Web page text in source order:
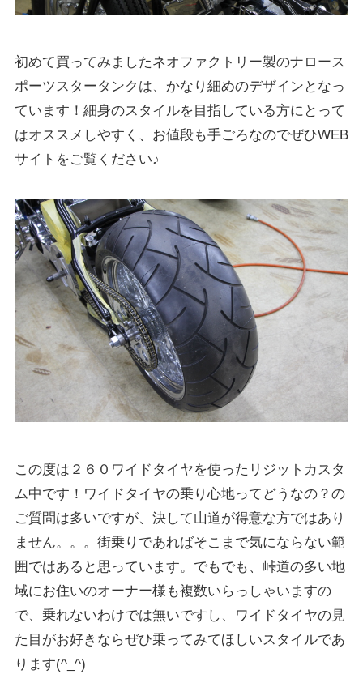
初めて買ってみましたネオファクトリー製のナロース
ポーツスタータンクは、かなり細めのデザインとなっ
ています！細身のスタイルを目指している方にとって
はオススメしやすく、お値段も手ごろなのでぜひWEB
サイトをご覧ください♪
この度は２６０ワイドタイヤを使ったリジットカスタ
ム中です！ワイドタイヤの乗り心地ってどうなの？の
ご質問は多いですが、決して山道が得意な方ではあり
ません。。。街乗りであればそこまで気にならない範
囲ではあると思っています。でもでも、峠道の多い地
域にお住いのオーナー様も複数いらっしゃいますの
で、乗れないわけでは無いですし、ワイドタイヤの見
た目がお好きならぜひ乗ってみてほしいスタイルであ
ります(^_^)